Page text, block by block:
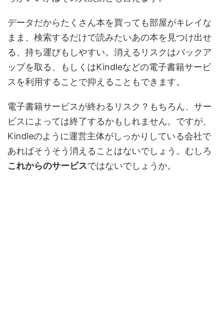
データだからたくさん本を買っても部屋がキレイな
まま、検索するだけで読みたいあの本を見つけ出せ
る、持ち運びもしやすい。消えるリスクはバックア
ップを取る、もしくはKindleなどの電子書籍サービ
スを利用することで抑えることもできます。
電子書籍サービスが終わるリスク？もちろん、サー
ビスによっては終了するかもしれません。ですが、
Kindleのように運営主体がしっかりしている会社で
あればそうそう消えることはないでしょう。むしろ
これからのサービスではないでしょうか。